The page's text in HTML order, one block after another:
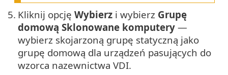
5. Kliknij opcję Wybierz i wybierz Grupę
domową Sklonowane komputery —
wybierz skojarzoną grupę statyczną jako
grupę domową dla urządzeń pasujących do
wzorca nazewnictwa VDI.